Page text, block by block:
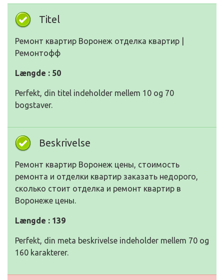
Titel
Ремонт квартир Воронеж отделка квартир |
Ремонтофф
Længde : 50
Perfekt, din titel indeholder mellem 10 og 70
bogstaver.
Beskrivelse
Ремонт квартир Воронеж цены, стоимость
ремонта и отделки квартир заказать недорого,
сколько стоит отделка и ремонт квартир в
Воронеже цены.
Længde : 139
Perfekt, din meta beskrivelse indeholder mellem 70 og
160 karakterer.